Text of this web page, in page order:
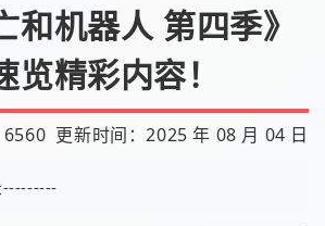
和机器人 第四季》
览精彩内容！
6560 更新时间：2025 年 08 月 04 日